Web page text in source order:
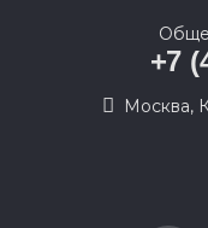
+7
Москва,